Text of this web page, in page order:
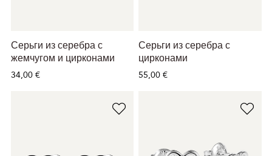
Серьги из серебра с
жемчугом и цирконами
34,00 €
Серьги из серебра с
цирконами
55,00 €